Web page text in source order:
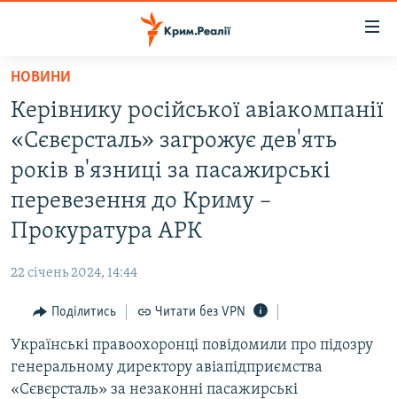
Перейти
основного
матеріалу
Перейти
до
основної
навігації
Перейти
до
ВОДА.КРИМ
ВІДЕО ТА ФОТО
БЛОГИ
ВСЕ ЗА ДЕНЬ
СПЕЦПРОЕКТИ
ЯК ОБІЙТИ БЛОКУВАННЯ
НОВИНИ
Керівнику російської авіакомпанії
«Сєвєрсталь» загрожує дев'ять
років в'язниці за пасажирські
перевезення до Криму –
Прокуратура АРК
22 січень 2024, 14:44
Поділитись Читати без VPN
Українські правоохоронці повідомили про підозру
генеральному директору авіапідприємства
«Сєвєрсталь» за незаконні пасажирські